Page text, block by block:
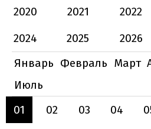
2020 2021 2022
2024
2025
2026
Январь Февраль Март
Июль
01
02 03 04